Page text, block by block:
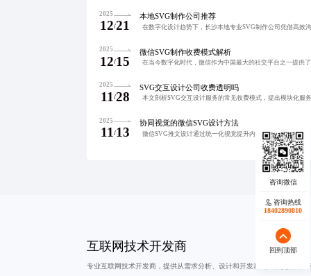
2025
12/21
本地SVG制作公司推荐
2025
12/15
微信SVG制作收费模式解析
2025
11 /28
SVG交互设计公司收费透明吗
2025
11 /13
协同视觉的微信SVG设计方法
互联网技术开发商
专业互联网技术开发商，提供从需求分析、设计和开发再到产品交付的
咨询热线
18402890810
回到顶部